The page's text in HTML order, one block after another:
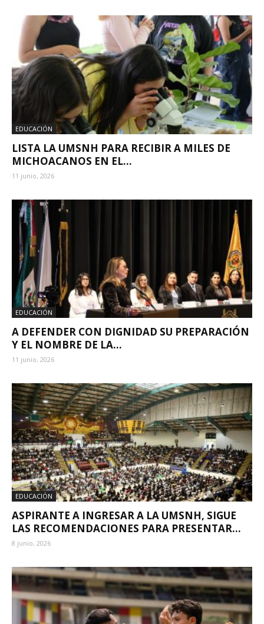
EDUCACIÓN
LISTA LA UMSNH PARA RECIBIR A MILES DE
MICHOACANOS EN EL...
11 junio, 2026
EDUCACIÓN
A DEFENDER CON DIGNIDAD SU PREPARACIÓN
Y EL NOMBRE DE LA...
11 junio, 2026
EDUCACIÓN
ASPIRANTE A INGRESAR A LA UMSNH, SIGUE
LAS RECOMENDACIONES PARA PRESENTAR...
8 junio, 2026